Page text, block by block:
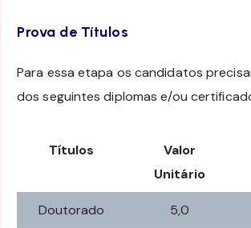
Prova de Títulos
Para essa etapa os candidatos
dos seguintes diplomas e/ou
Títulos
Valor
Unitário
Doutorado 5,0